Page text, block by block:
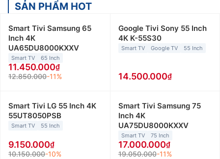
SẢN PHẨM HOT
Smart Tivi Samsung 65
Inch 4K
UA65DU8000KXXV
Smart TV 65 Inch
11.450.000
12.850.000-11%
Google Tivi Sony 55 Inch
4K K-55S30
Smart TV Google TV 55 Inch
14.500.000
Smart Tivi LG 55 Inch 4K
55UT8050PSB
Smart TV 55 Inch
9.150.000
10.150.000-10%
Smart Tivi Samsung 75
Inch 4K
UA75DU8000KXXV
Smart TV 75 Inch
17.000.000
19.050.000-11%